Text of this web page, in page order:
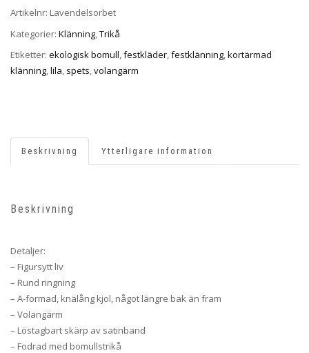
Artikelnr: Lavendelsorbet
Kategorier: Klänning Trikå
Etiketter: ekologisk bomull,festkläder,festklänning,kortärmad
klänning,lila, spets,volangärm
Beskrivning Ytterligare information
Beskrivning
Detaljer:
– Figursytt liv
– Rund ringning
– A-formad, knälång kjol, något längre bak än fram
– Volangärm
– Löstagbart skärp av satinband
– Fodrad med bomullstrikå